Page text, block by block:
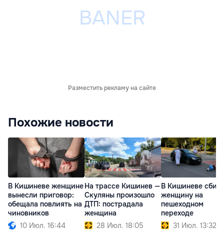
Разместить рекламу на сайте
Похожие новости
В Кишиневе женщине
вынесли приговор:
обещала повлиять на
чиновников
10 Июл. 16:44
На трассе Кишинев —
Скуляны произошло
ДТП: пострадала
женщина
28 Июл. 18:05
В Кишиневе
женщину на
пешеходном
переходе
31 Июл. 13:32